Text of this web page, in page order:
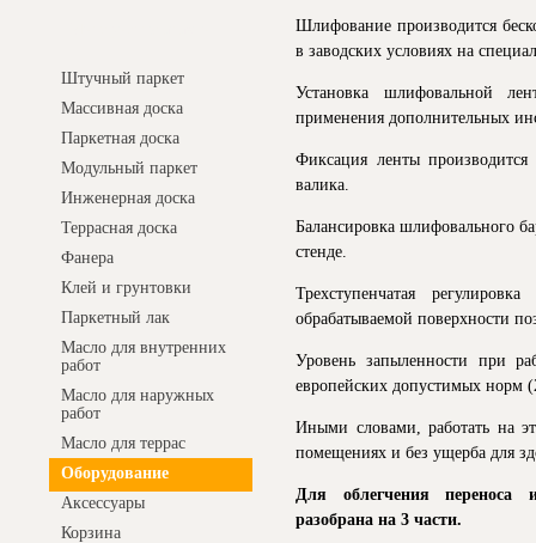
Штучный паркет
Массивная доска
Паркетная доска
Модульный паркет
Инженерная доска
Террасная доска
Фанера
Клей и грунтовки
Паркетный лак
Масло для внутренних
работ
Масло для наружных
работ
Масло для террас
Оборудование
Аксессуары
Корзина
Шлифование производится
в заводских условиях на
Установка шлифовальной
применения дополнительных
Фиксация ленты производится
валика.
Балансировка шлифовального
стенде.
Трехступенчатая
обрабатываемой поверхности
Уровень запыленности при
европейских допустимых норм
Иными словами, работать на
помещениях и без ущерба для
Для облегчения
разобрана на 3 части.